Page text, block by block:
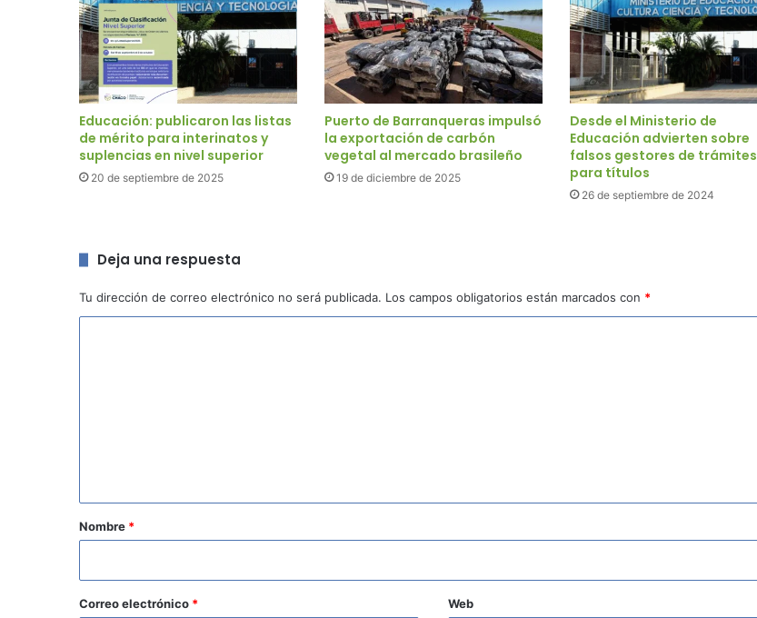
Educación: publicaron las listas
de mérito para interinatos y
suplencias en nivel superior
20 de septiembre de 2025
Puerto de Barranqueras impulsó
la exportación de carbón
vegetal al mercado brasileño
19 de diciembre de 2025
Desde el Ministerio de
Educación advierten sobre
falsos gestores de trámites
para títulos
26 de septiembre de 2024
Deja una respuesta
Tu dirección de correo electrónico no será publicada. Los campos obligatorios están marcados con *
r
o
*
Nombre *
Correo electrónico * Web